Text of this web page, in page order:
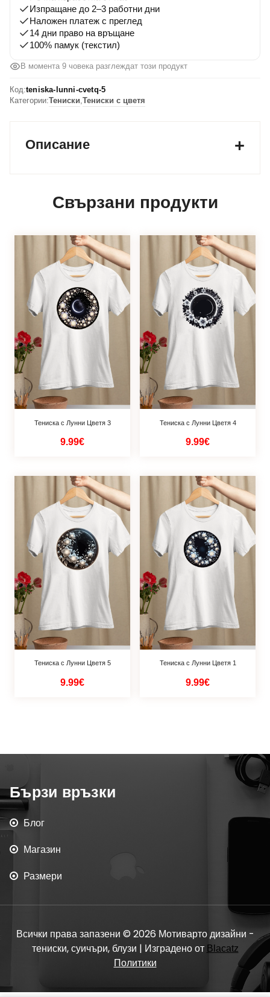
Изпращане до 2–3 работни дни
Наложен платеж с преглед
14 дни право на връщане
100% памук (текстил)
В момента 9 човека разглеждат този продукт
Код:teniska-lunni-cvetq-5
Категории:Тениски,Тениски с цветя
Описание
Свързани продукти
Тениска с Лунни Цветя 3
9.99€
Тениска с Лунни Цветя 4
9.99€
Тениска с Лунни Цветя 5
9.99€
Тениска с Лунни Цветя 1
9.99€
Бързи връзки
Блог
Магазин
Размери
Всички права запазени © 2026 Мотиварто дизайни -
тениски, суичъри, блузи | Изградено от Blacatz
Политики